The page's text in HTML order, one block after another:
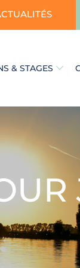
& STAGES